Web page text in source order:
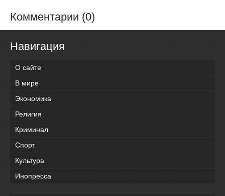
Комментарии (0)
Навигация
О сайте
В мире
Экономика
Религия
Криминал
Спорт
Культура
Инопресса